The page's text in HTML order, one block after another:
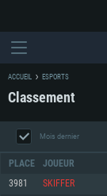
ACCUEIL ESPORTS
Classement
Mois dernier
PLACE JOUEUR
3981 SKIFFER